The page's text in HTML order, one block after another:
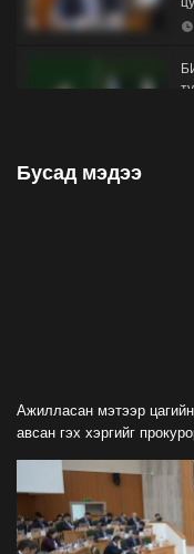
Бусад мэдээ
Ажилласан мэтээр
авсан гэх хэргийг